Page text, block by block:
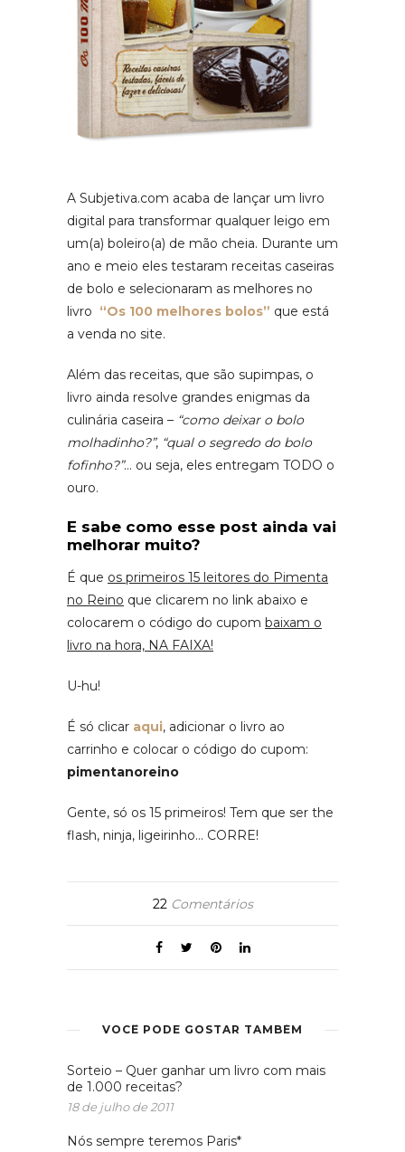
A Subjetiva.com acaba de lançar um livro
digital para transformar qualquer leigo em
um(a) boleiro(a) de mão cheia. Durante um
ano e meio eles testaram receitas caseiras
de bolo e selecionaram as melhores no
livro “Os 100 melhores bolos” que está
a venda no site.
Além das receitas, que são supimpas, o
livro ainda resolve grandes enigmas da
culinária caseira – “como deixar o bolo
molhadinho?”, “qual o segredo do bolo
fofinho?”… ou seja, eles entregam TODO o
ouro.
E sabe como esse post ainda vai
melhorar muito?
É que os primeiros 15 leitores do Pimenta
no Reino que clicarem no link abaixo e
colocarem o código do cupom baixam o
livro na hora, NA FAIXA!
U-hu!
É só clicar aqui, adicionar o livro ao
carrinho e colocar o código do cupom:
pimentanoreino
Gente, só os 15 primeiros! Tem que ser the
flash, ninja, ligeirinho… CORRE!
22Comentários
VOCÊ PODE GOSTAR TAMBÉM
Sorteio – Quer ganhar um livro com mais
de 1.000 receitas?
18 de julho de 2011
Nós sempre teremos Paris*